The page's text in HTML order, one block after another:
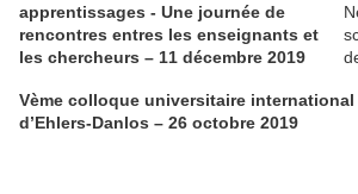
apprentissages - Une journée de
rencontres entres les enseignants et
les chercheurs – 11 décembre 2019
Vème colloque universitaire international
d’Ehlers-Danlos – 26 octobre 2019